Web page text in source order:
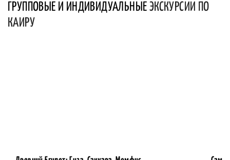
ГРУППОВЫЕ И ИНДИВИДУАЛЬНЫЕ ЭКСКУРСИИ ПО
КАИРУ